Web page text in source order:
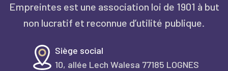
Empreintes est une association loi de 1901 à but
non lucratif et reconnue d’utilité publique.
Siège social
10, allée Lech Walesa 77185 LOGNES